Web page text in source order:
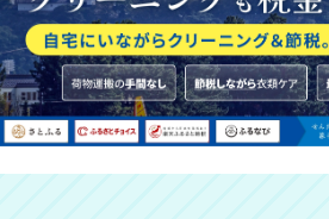
15着以上
3 保管サービスを利用しますか？